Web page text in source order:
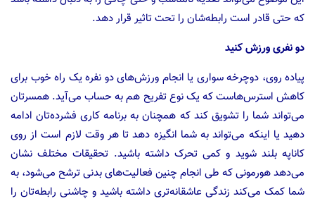
که حتی قادر است رابطه‌شان را تحت تاثیر قرار دهد.
دو نفری ورزش کنید
پیاده روی، دوچرخه سواری یا انجام ورزش‌های دو نفره یک راه خوب برای
کاهش استرس‌هاست که یک نوع تفریح هم به حساب می‌آید. همسرتان
می‌تواند شما را تشویق کند که همچنان به برنامه کاری فشرده‌تان ادامه
دهید یا اینکه می‌تواند به شما انگیزه دهد تا هر وقت لازم است از روی
کاناپه بلند شوید و کمی تحرک داشته باشید. تحقیقات مختلف نشان
می‌دهد هورمونی که طی انجام چنین فعالیت‌های بدنی ترشح می‌شود، به
شما کمک می‌کند زندگی عاشقانه‌تری داشته باشید و چاشنی رابطه‌تان را